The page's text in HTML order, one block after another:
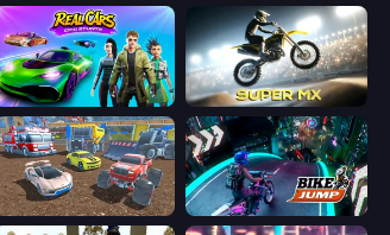
Real Cars Epic Stunts Super MX - Last Season
Mad Cars: Racing & Crash Bike Jump